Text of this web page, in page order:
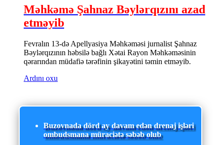
Məhkəmə Şahnaz Bəylərqızını azad
etməyib
Fevralın 13-də Apellyasiya Məhkəməsi jurnalist Şahnaz
Bəylərqızının həbsilə bağlı Xətai Rayon Məhkəməsinin
qərarından müdafiə tərəfinin şikayətini təmin etməyib.
Ardını oxu
Buzovnada dörd ay davam edən drenaj işləri
ombudsmana müraciətə səbəb olub